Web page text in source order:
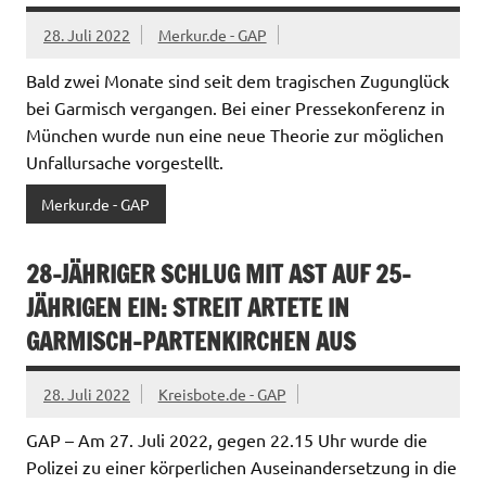
28. Juli 2022 Merkur.de - GAP
Bald zwei Monate sind seit dem tragischen Zugunglück
bei Garmisch vergangen. Bei einer Pressekonferenz in
München wurde nun eine neue Theorie zur möglichen
Unfallursache vorgestellt.
Merkur.de - GAP
28-JÄHRIGER SCHLUG MIT AST AUF 25-
JÄHRIGEN EIN: STREIT ARTETE IN
GARMISCH-PARTENKIRCHEN AUS
28. Juli 2022 Kreisbote.de - GAP
GAP – Am 27. Juli 2022, gegen 22.15 Uhr wurde die
Polizei zu einer körperlichen Auseinandersetzung in die